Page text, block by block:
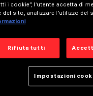
i cookie”, l'utente accetta di
del sito, analizzare l'utilizzo
Rifiuta tutti
Impostazioni